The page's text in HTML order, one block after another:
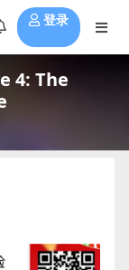
登录
4: The